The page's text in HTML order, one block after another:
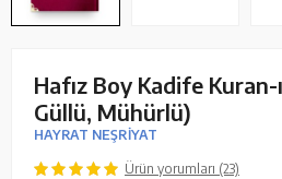
Hafız Boy Kadife
Güllü, Mühürlü)
HAYRAT NEŞRİYAT
Ürün yorumları (23)